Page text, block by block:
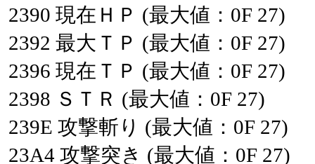
2390 現在ＨＰ (最大値：0F 27)
2392 最大ＴＰ (最大値：0F 27)
2396 現在ＴＰ (最大値：0F 27)
2398 ＳＴＲ (最大値：0F 27)
239E 攻撃斬り (最大値：0F 27)
23A4 攻撃突き (最大値：0F 27)